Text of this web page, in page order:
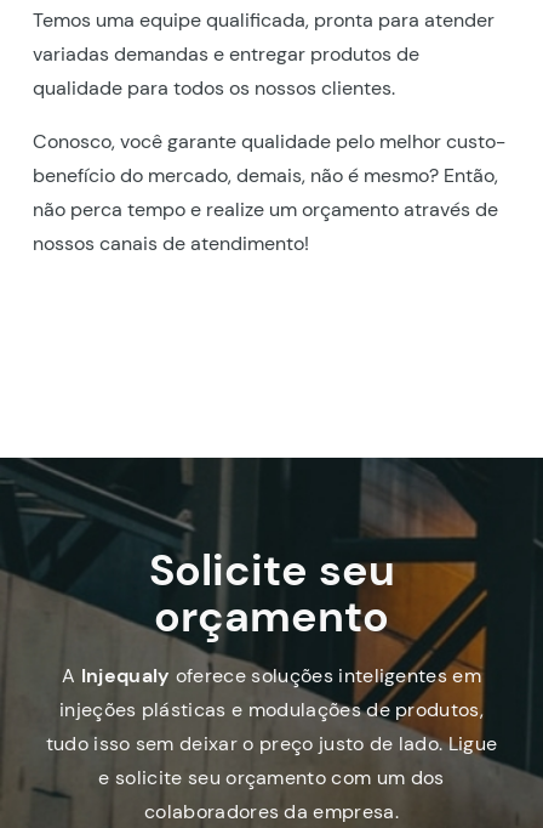
Temos uma equipe qualificada, pronta para atender
variadas demandas e entregar produtos de
qualidade para todos os nossos clientes.
Conosco, você garante qualidade pelo melhor custo-
benefício do mercado, demais, não é mesmo? Então,
não perca tempo e realize um orçamento através de
nossos canais de atendimento!
Solicite seu
orçamento
A Injequaly oferece soluções inteligentes em
injeções plásticas e modulações de produtos,
tudo isso sem deixar o preço justo de lado. Ligue
e solicite seu orçamento com um dos
colaboradores da empresa.